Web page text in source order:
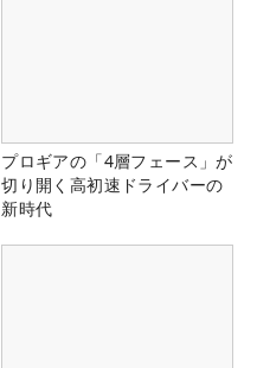
プロギアの「4層フェース」が
切り開く高初速ドライバーの
新時代